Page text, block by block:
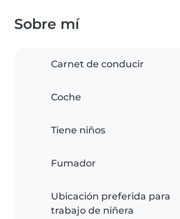
Sobre mí
Carnet de conducir
Coche
Tiene niños
Fumador
Ubicación preferida para
trabajo de niñera